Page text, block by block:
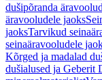
dušipõranda
äravooludele jaoks
jaoksTarvikud
seinaäravooludele
Kõrged ja madalad
dušialused ja Geberit